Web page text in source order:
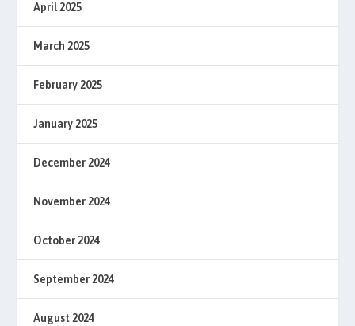
April 2025
March 2025
February 2025
January 2025
December 2024
November 2024
October 2024
September 2024
August 2024